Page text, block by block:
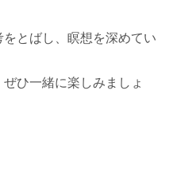
とばし、瞑想を深めてい
ひ一緒に楽しみましょ